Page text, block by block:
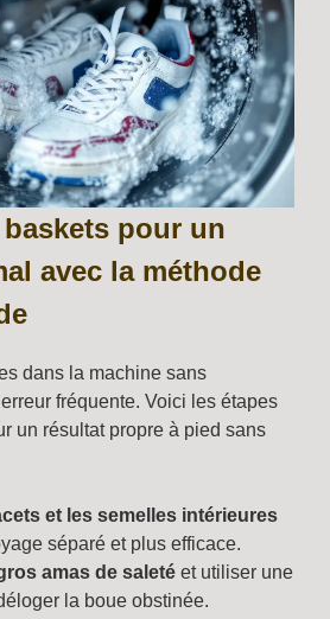
pour un
avec la méthode
dans la machine sans
fréquente. Voici les étapes
un résultat propre à pied sans
et les semelles intérieures
séparé et plus efficace.
amas de saleté et utiliser une
la boue obstinée.